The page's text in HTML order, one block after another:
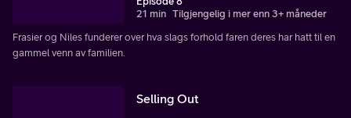
21 min Tilgjengelig i mer enn 3+ måneder
Frasier og Niles funderer over hva slags forhold faren deres har hatt til en
gammel venn av familien.
Selling Out